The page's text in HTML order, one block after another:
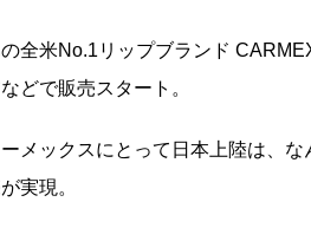
全米No.1リップブランド
どで販売スタート。
ーメックスにとって日本上陸は、
実現。